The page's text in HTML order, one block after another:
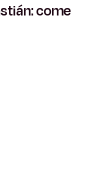
come